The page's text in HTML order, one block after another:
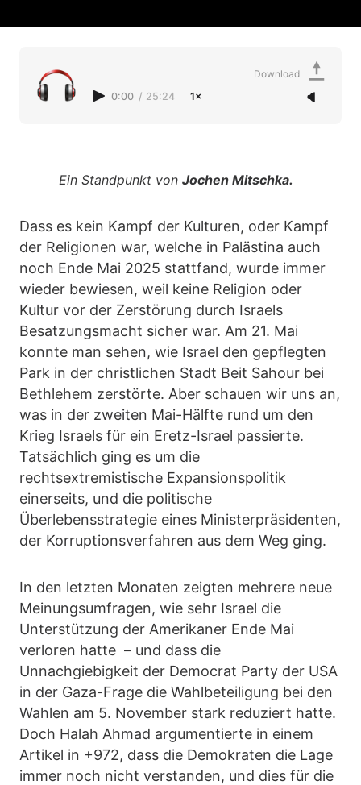
0:00 / 25:24 1×
Download
Ein Standpunkt von Jochen Mitschka.
Dass es kein Kampf der Kulturen, oder Kampf
der Religionen war, welche in Palästina auch
noch Ende Mai 2025 stattfand, wurde immer
wieder bewiesen, weil keine Religion oder
Kultur vor der Zerstörung durch Israels
Besatzungsmacht sicher war. Am 21. Mai
konnte man sehen, wie Israel den gepflegten
Park in der christlichen Stadt Beit Sahour bei
Bethlehem zerstörte. Aber schauen wir uns an,
was in der zweiten Mai-Hälfte rund um den
Krieg Israels für ein Eretz-Israel passierte.
Tatsächlich ging es um die
rechtsextremistische Expansionspolitik
einerseits, und die politische
Überlebensstrategie eines Ministerpräsidenten,
der Korruptionsverfahren aus dem Weg ging.
In den letzten Monaten zeigten mehrere neue
Meinungsumfragen, wie sehr Israel die
Unterstützung der Amerikaner Ende Mai
verloren hatte – und dass die
Unnachgiebigkeit der Democrat Party der USA
in der Gaza-Frage die Wahlbeteiligung bei den
Wahlen am 5. November stark reduziert hatte.
Doch Halah Ahmad argumentierte in einem
Artikel in +972, dass die Demokraten die Lage
immer noch nicht verstanden, und dies für die